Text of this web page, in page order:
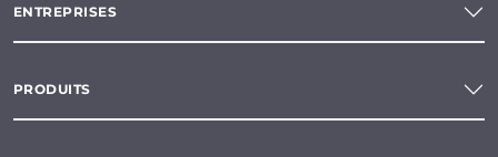
ENTREPRISES
PRODUITS